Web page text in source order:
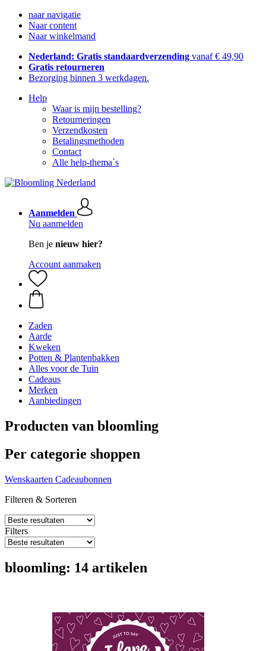
naar navigatie
Naar content
Naar winkelmand
Nederland: Gratis standaardverzending vanaf € 49,90
Gratis retourneren
Bezorging binnen 3 werkdagen.
Help
Waar is mijn bestelling?
Retourneringen
Verzendkosten
Betalingsmethoden
Contact
Alle help-thema`s
Aanmelden
Nu aanmelden
Ben je nieuw hier?
Account aanmaken
Zaden
Aarde
Kweken
Potten & Plantenbakken
Alles voor de Tuin
Cadeaus
Merken
Aanbiedingen
Producten van bloomling
Per categorie shoppen
Wenskaarten Cadeaubonnen
Filteren & Sorteren
Filters
bloomling: 14 artikelen